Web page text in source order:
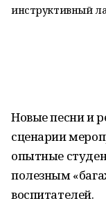
инструктивный
Новые песни и
сценарии
опытные
полезным
воспитателей.